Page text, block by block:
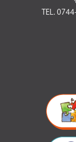
TEL.